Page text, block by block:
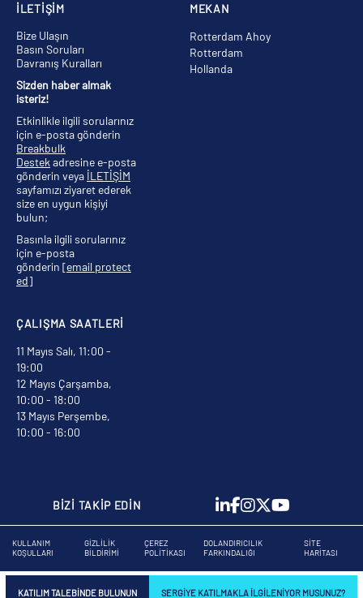
KATILIM TALEBINDE BULUNUN SERGIYE KATILMAKLA ILGILENIYOR MUSUNUZ?
MEKAN
Rotterdam Ahoy
Rotterdam
Hollanda
ÇALIŞMA SAATLERİ
11 Mayıs Salı, 11:00 -
19:00
12 Mayıs Çarşamba,
10:00 - 18:00
13 Mayıs Perşembe,
10:00 - 16:00
İLETİŞİM
Bize Ulaşın
Basın Soruları
Davranış Kuralları
Sizden haber almak
isteriz!
Etkinlikle ilgili sorularınız
için e-posta gönderin
Breakbulk
Destek adresine e-posta
gönderin veya İLETİŞİM
sayfamızı ziyaret ederek
size en uygun kişiyi
bulun;
Basınla ilgili sorularınız
için e-posta
gönderin [email protect
ed]
BİZİ TAKİP EDİN
KULLANIM
KOŞULLARI
GIZLILIK
BILDIRIMI
ÇEREZ
POLITIKASI
DOLANDIRICILIK
FARKINDALIĞI
SITE
HARITASI